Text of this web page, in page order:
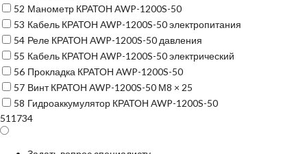
52 Манометр КРАТОН AWP-1200S-50
53 Кабель КРАТОН AWP-1200S-50 электропитания
54 Реле КРАТОН AWP-1200S-50 давления
55 Кабель КРАТОН AWP-1200S-50 электрический
56 Прокладка КРАТОН AWP-1200S-50
57 Винт КРАТОН AWP-1200S-50 М8 × 25
58 Гидроаккумулятор КРАТОН AWP-1200S-50
511734